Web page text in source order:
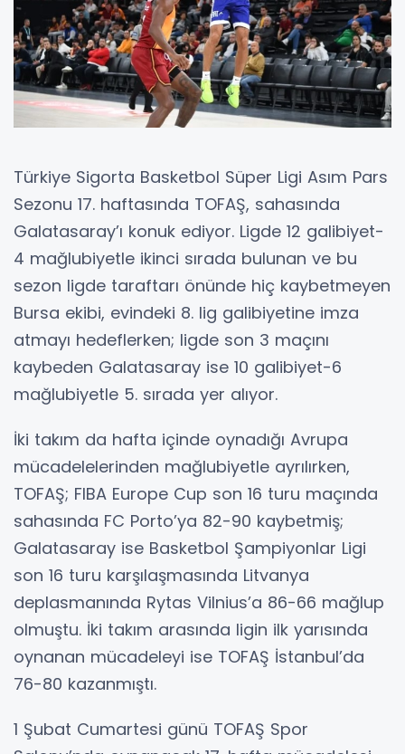
Türkiye Sigorta Basketbol Süper Ligi Asım Pars
Sezonu 17. haftasında TOFAŞ, sahasında
Galatasaray’ı konuk ediyor. Ligde 12 galibiyet-
4 mağlubiyetle ikinci sırada bulunan ve bu
sezon ligde taraftarı önünde hiç kaybetmeyen
Bursa ekibi, evindeki 8. lig galibiyetine imza
atmayı hedeflerken; ligde son 3 maçını
kaybeden Galatasaray ise 10 galibiyet-6
mağlubiyetle 5. sırada yer alıyor.
İki takım da hafta içinde oynadığı Avrupa
mücadelelerinden mağlubiyetle ayrılırken,
TOFAŞ; FIBA Europe Cup son 16 turu maçında
sahasında FC Porto’ya 82-90 kaybetmiş;
Galatasaray ise Basketbol Şampiyonlar Ligi
son 16 turu karşılaşmasında Litvanya
deplasmanında Rytas Vilnius’a 86-66 mağlup
olmuştu. İki takım arasında ligin ilk yarısında
oynanan mücadeleyi ise TOFAŞ İstanbul’da
76-80 kazanmıştı.
1 Şubat Cumartesi günü TOFAŞ Spor